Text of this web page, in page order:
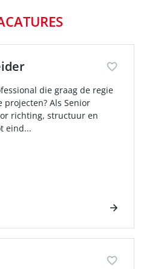
die graag de regie
Als Senior
richting, structuur en
eind...